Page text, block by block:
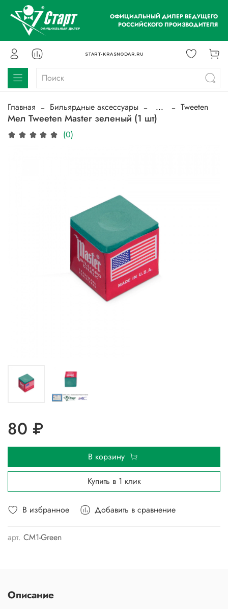
ОФИЦИАЛЬНЫЙ ДИЛЕР ВЕДУЩЕГО
РОССИЙСКОГО ПРОИЗВОДИТЕЛЯ
START-KRASNODAR.RU
Главная Бильярдные аксессуары ... Tweeten
Мел Tweeten Master зеленый (1 шт)
(0)
В избранное Добавить в сравнение
арт. CM1-Green
80 ₽
В корзину
Купить в 1 клик
Описание